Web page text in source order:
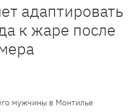
адаптировать
к жаре после
мужчины в Монтилье